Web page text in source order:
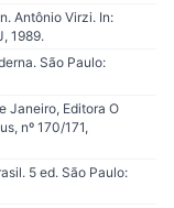
Antônio Virzi. In:
1989.
São Paulo:
Janeiro, Editora O
nº 170/171,
5 ed. São Paulo: